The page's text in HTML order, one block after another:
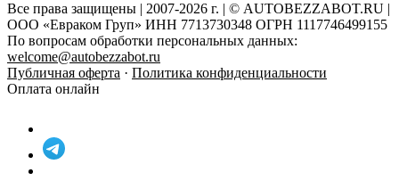
Все права защищены | 2007-2026 г. | © AUTOBEZZABOT.RU |
ООО «Евраком Груп» ИНН 7713730348 ОГРН 1117746499155
По вопросам обработки персональных данных:
welcome@autobezzabot.ru
Публичная оферта · Политика конфиденциальности
Оплата онлайн